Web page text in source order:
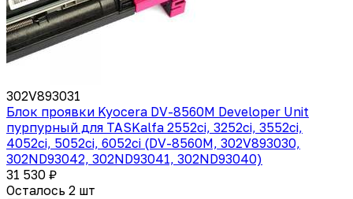
302V893031
Блок проявки Kyocera DV-8560M Developer Unit
пурпурный для TASKalfa 2552ci, 3252ci, 3552ci,
4052ci, 5052ci, 6052ci (DV-8560M, 302V893030,
302ND93042, 302ND93041, 302ND93040)
31 530 ₽
Осталось 2 шт